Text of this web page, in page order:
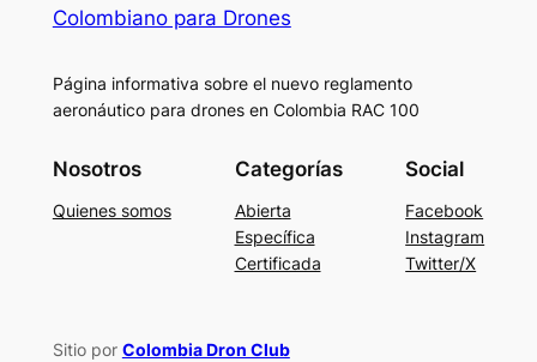
Colombiano para Drones
Página informativa sobre el nuevo reglamento
aeronáutico para drones en Colombia RAC 100
Nosotros
Quienes somos
Categorías
Abierta
Específica
Certificada
Social
Facebook
Instagram
Twitter/X
Sitio por Colombia Dron Club